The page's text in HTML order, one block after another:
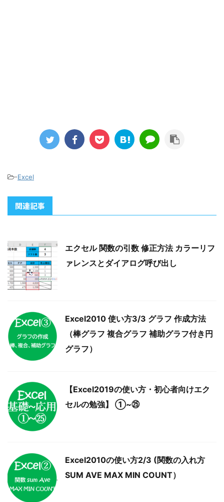
-Excel
関連記事
エクセル 関数の引数 修正方法 カラーリフ
ァレンスとダイアログ呼び出し
Excel2010 使い方3/3 グラフ 作成方法
（棒グラフ 複合グラフ 補助グラフ付き円
グラフ）
【Excel2019の使い方・初心者向けエク
セルの勉強】 ①~㉕
Excel2010の使い方2/3 (関数の入れ方
SUM AVE MAX MIN COUNT）